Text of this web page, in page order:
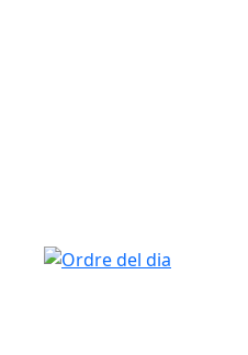
Ordre del dia